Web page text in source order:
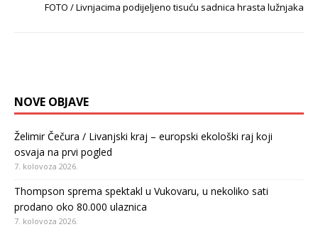
FOTO / Livnjacima podijeljeno tisuću sadnica hrasta lužnjaka
NOVE OBJAVE
Želimir Čečura / Livanjski kraj – europski ekološki raj koji
osvaja na prvi pogled
7. kolovoza 2026.
Thompson sprema spektakl u Vukovaru, u nekoliko sati
prodano oko 80.000 ulaznica
7. kolovoza 2026.